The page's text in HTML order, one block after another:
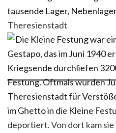
Theresienstadt
deportiert. Von dort kam